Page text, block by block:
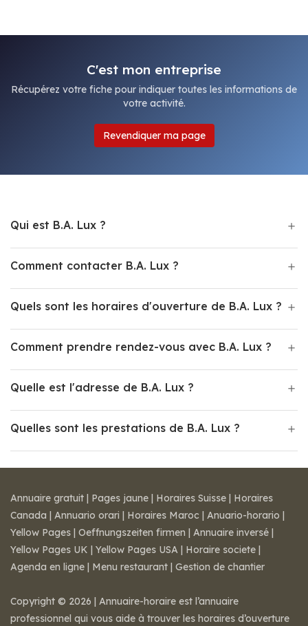
C'est mon entreprise
Récupérez votre fiche pour indiquer toutes les informations de
votre activité.
Revendiquer ma page
Qui est B.A. Lux ?
Comment contacter B.A. Lux ?
Quels sont les horaires d'ouverture de B.A. Lux ?
Comment prendre rendez-vous avec B.A. Lux ?
Quelle est l'adresse de B.A. Lux ?
Quelles sont les prestations de B.A. Lux ?
Annuaire gratuit | Pages jaune | Horaires Suisse | Horaires
Canada | Annuario orari | Horaires Maroc | Anuario-horario |
Yellow Pages | Oeffnungszeiten firmen | Annuaire inversé |
Yellow Pages UK | Yellow Pages USA | Horaire societe |
Agenda en ligne | Menu restaurant | Gestion de chantier
Copyright © 2026 | Annuaire-horaire est l’annuaire
professionnel qui vous aide à trouver les horaires d’ouverture